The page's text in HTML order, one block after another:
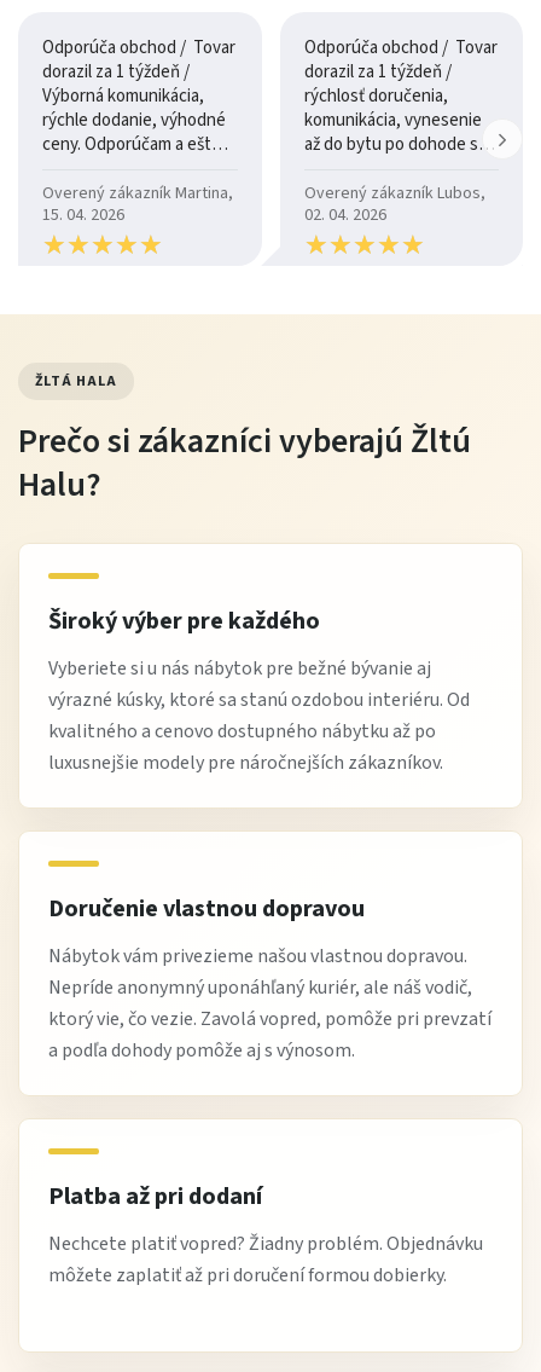
Odporúča obchod / Tovar
dorazil za 1 týždeň /
Výborná komunikácia,
rýchle dodanie, výhodné
ceny. Odporúčam a ešte
Overený zákazník Martina,
15. 04. 2026
★★★★★
★★★★★
Odporúča obchod / Tovar
dorazil za 1 týždeň /
rýchlosť doručenia,
komunikácia, vynesenie
až do bytu po dohode so
Overený zákazník Lubos,
02. 04. 2026
★★★★★
★★★★★
ŽLTÁ HALA
Prečo si zákazníci vyberajú Žltú
Halu?
Široký výber pre každého
Vyberiete si u nás nábytok pre bežné bývanie aj
výrazné kúsky, ktoré sa stanú ozdobou interiéru. Od
kvalitného a cenovo dostupného nábytku až po
luxusnejšie modely pre náročnejších zákazníkov.
Doručenie vlastnou dopravou
Nábytok vám privezieme našou vlastnou dopravou.
Nepríde anonymný uponáhľaný kuriér, ale náš vodič,
ktorý vie, čo vezie. Zavolá vopred, pomôže pri prevzatí
a podľa dohody pomôže aj s výnosom.
Platba až pri dodaní
Nechcete platiť vopred? Žiadny problém. Objednávku
môžete zaplatiť až pri doručení formou dobierky.